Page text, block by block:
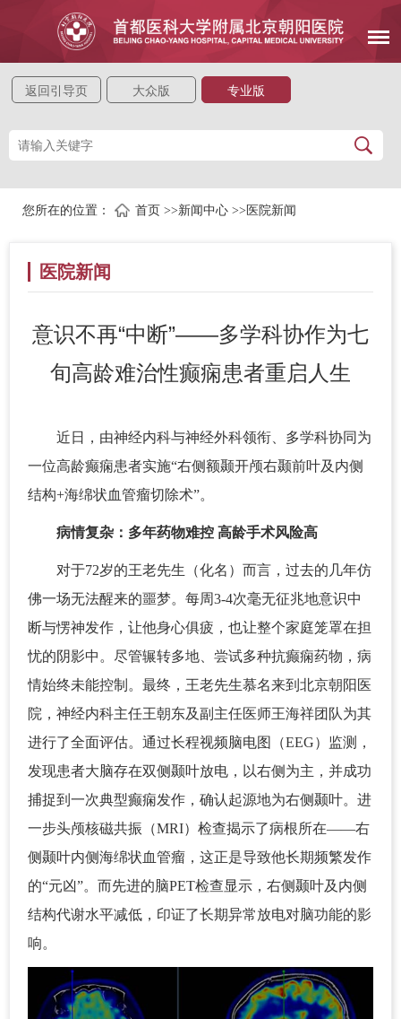
返回引导页 大众版 专业版
您所在的位置： 首页 >>新闻中心 >> 医院新闻
医院新闻
意识不再“中断”——多学科协作为七
旬高龄难治性癫痫患者重启人生
近日，由神经内科与神经外科领衔、多学科协同为
一位高龄癫痫患者实施“右侧额颞开颅右颞前叶及内侧
结构+海绵状血管瘤切除术”。
病情复杂：多年药物难控 高龄手术风险高
对于72岁的王老先生（化名）而言，过去的几年仿
佛一场无法醒来的噩梦。每周3-4次毫无征兆地意识中
断与愣神发作，让他身心俱疲，也让整个家庭笼罩在担
忧的阴影中。尽管辗转多地、尝试多种抗癫痫药物，病
情始终未能控制。最终，王老先生慕名来到北京朝阳医
院，神经内科主任王朝东及副主任医师王海祥团队为其
进行了全面评估。通过长程视频脑电图（EEG）监测，
发现患者大脑存在双侧颞叶放电，以右侧为主，并成功
捕捉到一次典型癫痫发作，确认起源地为右侧颞叶。进
一步头颅核磁共振（MRI）检查揭示了病根所在——右
侧颞叶内侧海绵状血管瘤，这正是导致他长期频繁发作
的“元凶”。而先进的脑PET检查显示，右侧颞叶及内侧
结构代谢水平减低，印证了长期异常放电对脑功能的影
响。